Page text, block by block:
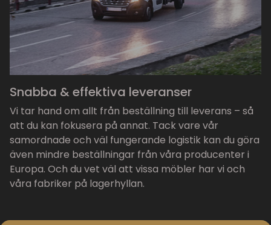
Snabba & effektiva leveranser
Vi tar hand om allt från beställning till leverans – så
att du kan fokusera på annat. Tack vare vår
samordnade och väl fungerande logistik kan du göra
även mindre beställningar från våra producenter i
Europa. Och du vet väl att vissa möbler har vi och
våra fabriker på lagerhyllan.